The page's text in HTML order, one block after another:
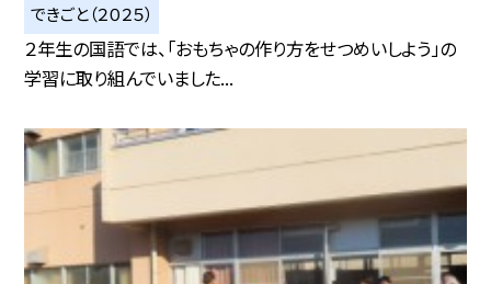
できごと（２０２５）
２年生の国語では、「おもちゃの作り方をせつめいしよう」の
学習に取り組んでいました...